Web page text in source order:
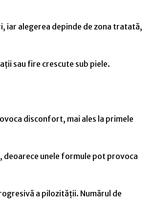
iar alegerea depinde de zona tratată,
sau fire crescute sub piele.
disconfort, mai ales la primele
deoarece unele formule pot provoca
a pilozității. Numărul de